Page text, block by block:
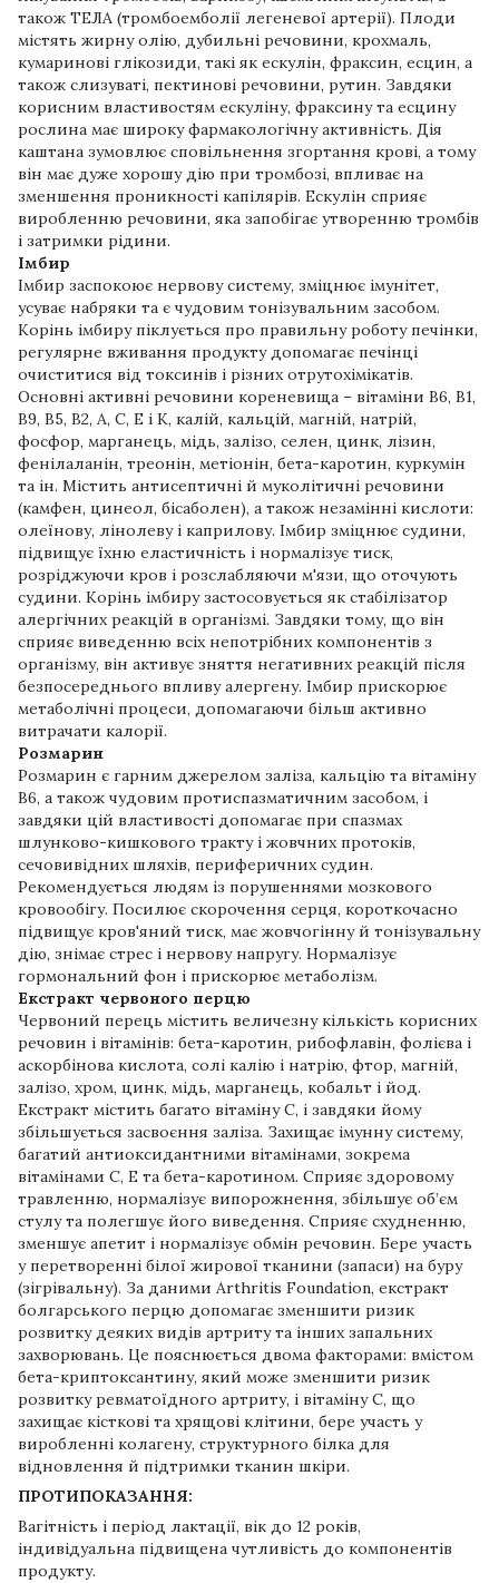
також ТЕЛА (тромбоемболії легеневої артерії). Плоди
містять жирну олію, дубильні речовини, крохмаль,
кумаринові глікозиди, такі як ескулін, фраксин, есцин, а
також слизуваті, пектинові речовини, рутин. Завдяки
корисним властивостям ескуліну, фраксину та есцину
рослина має широку фармакологічну активність. Дія
каштана зумовлює сповільнення згортання крові, а тому
він має дуже хорошу дію при тромбозі, впливає на
зменшення проникності капілярів. Ескулін сприяє
виробленню речовини, яка запобігає утворенню тромбів
і затримки рідини.
Імбир
Імбир заспокоює нервову систему, зміцнює імунітет,
усуває набряки та є чудовим тонізувальним засобом.
Корінь імбиру піклується про правильну роботу печінки,
регулярне вживання продукту допомагає печінці
очиститися від токсинів і різних отрутохімікатів.
Основні активні речовини кореневища – вітаміни В6, В1,
В9, В5, В2, А, С, Е і К, калій, кальцій, магній, натрій,
фосфор, марганець, мідь, залізо, селен, цинк, лізин,
фенілаланін, треонін, метіонін, бета-каротин, куркумін
та ін. Містить антисептичні й муколітичні речовини
(камфен, цинеол, бісаболен), а також незамінні кислоти:
олеїнову, лінолеву і каприлову. Імбир зміцнює судини,
підвищує їхню еластичність і нормалізує тиск,
розріджуючи кров і розслабляючи м'язи, що оточують
судини. Корінь імбиру застосовується як стабілізатор
алергічних реакцій в організмі. Завдяки тому, що він
сприяє виведенню всіх непотрібних компонентів з
організму, він активує зняття негативних реакцій після
безпосереднього впливу алергену. Імбир прискорює
метаболічні процеси, допомагаючи більш активно
витрачати калорії.
Розмарин
Розмарин є гарним джерелом заліза, кальцію та вітаміну
B6, а також чудовим протиспазматичним засобом, і
завдяки цій властивості допомагає при спазмах
шлунково-кишкового тракту і жовчних протоків,
сечовивідних шляхів, периферичних судин.
Рекомендується людям із порушеннями мозкового
кровообігу. Посилює скорочення серця, короткочасно
підвищує кров'яний тиск, має жовчогінну й тонізувальну
дію, знімає стрес і нервову напругу. Нормалізує
гормональний фон і прискорює метаболізм.
Екстракт червоного перцю
Червоний перець містить величезну кількість корисних
речовин і вітамінів: бета-каротин, рибофлавін, фолієва і
аскорбінова кислота, солі калію і натрію, фтор, магній,
залізо, хром, цинк, мідь, марганець, кобальт і йод.
Екстракт містить багато вітаміну С, і завдяки йому
збільшується засвоєння заліза. Захищає імунну систему,
багатий антиоксидантними вітамінами, зокрема
вітамінами С, Е та бета-каротином. Сприяє здоровому
травленню, нормалізує випорожнення, збільшує об’єм
стулу та полегшує його виведення. Сприяє схудненню,
зменшує апетит і нормалізує обмін речовин. Бере участь
у перетворенні білої жирової тканини (запаси) на буру
(зігрівальну). За даними Arthritis Foundation, екстракт
болгарського перцю допомагає зменшити ризик
розвитку деяких видів артриту та інших запальних
захворювань. Це пояснюється двома факторами: вмістом
бета-криптоксантину, який може зменшити ризик
розвитку ревматоїдного артриту, і вітаміну С, що
захищає кісткові та хрящові клітини, бере участь у
виробленні колагену, структурного білка для
відновлення й підтримки тканин шкіри.
ПРОТИПОКАЗАННЯ:
Вагітність і період лактації, вік до 12 років,
індивідуальна підвищена чутливість до компонентів
продукту.